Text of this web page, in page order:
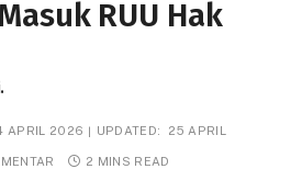
RUU Hak
APRIL 2026 UPDATED: 25 APRIL
2 MINS READ